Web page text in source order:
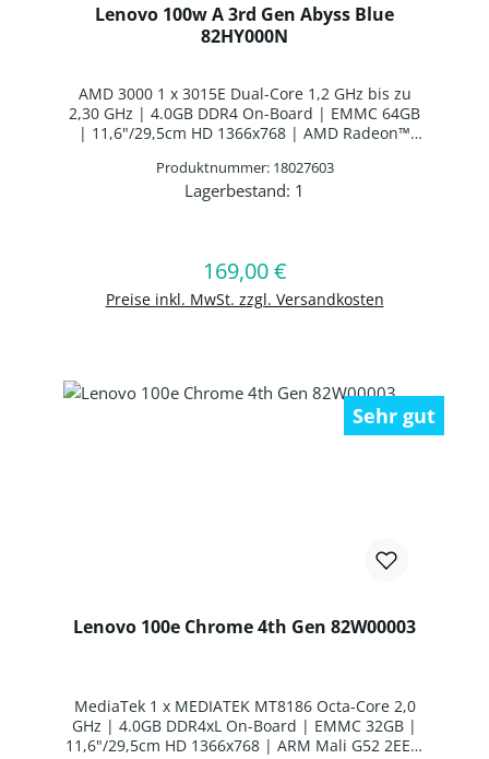
Lenovo 100w A 3rd Gen Abyss Blue
82HY000N
AMD 3000 1 x 3015E Dual-Core 1,2 GHz bis zu
2,30 GHz | 4.0GB DDR4 On-Board | EMMC 64GB
| 11,6"/29,5cm HD 1366x768 | AMD Radeon™
WLAN/Bluetooth Combo Chip | Bluetooth 5.0 |
Nordisches Layout | 3 Zellen Interne Batterie |
Produktnummer: 18027603
Lagerbestand: 1
Regulärer Preis:
169,00 €
Preise inkl. MwSt. zzgl. Versandkosten
In den Warenkorb
Sehr gut
Lenovo 100e Chrome 4th Gen 82W00003
MediaTek 1 x MEDIATEK MT8186 Octa-Core 2,0
GHz | 4.0GB DDR4xL On-Board | EMMC 32GB |
11,6"/29,5cm HD 1366x768 | ARM Mali G52 2EE |